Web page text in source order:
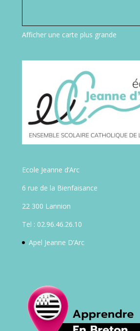
Afficher une carte plus grande
Ecole Jeanne d’Arc
6 rue de la Bienfaisance
22 300 Lannion
Tel : 02.96.46.26.10
Apel Jeanne D’Arc